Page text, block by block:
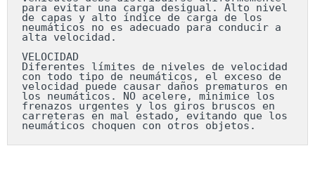
para evitar una carga desigual. Alto nivel
de capas y alto índice de carga de los
neumáticos no es adecuado para conducir a
alta velocidad.
VELOCIDAD
Diferentes límites de niveles de velocidad
con todo tipo de neumáticos, el exceso de
velocidad puede causar daños prematuros en
los neumáticos. NO acelere, minimice los
frenazos urgentes y los giros bruscos en
carreteras en mal estado, evitando que los
neumáticos choquen con otros objetos.